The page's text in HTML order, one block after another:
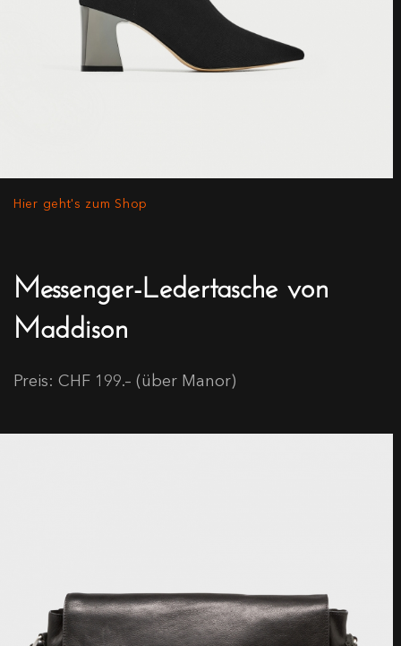
Hier geht's zum Shop
Messenger-Ledertasche von
Maddison
Preis: CHF 199.– (über Manor)